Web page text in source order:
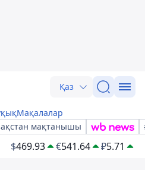
Қаз
Мақалалар
мақтанышы
$469.93 €541.64 ₽5.71